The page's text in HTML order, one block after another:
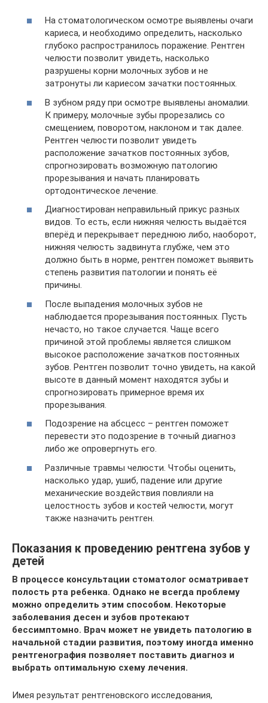
На стоматологическом осмотре выявлены очаги
кариеса, и необходимо определить, насколько
глубоко распространилось поражение. Рентген
челюсти позволит увидеть, насколько
разрушены корни молочных зубов и не
затронуты ли кариесом зачатки постоянных.
В зубном ряду при осмотре выявлены аномалии.
К примеру, молочные зубы прорезались со
смещением, поворотом, наклоном и так далее.
Рентген челюсти позволит увидеть
расположение зачатков постоянных зубов,
спрогнозировать возможную патологию
прорезывания и начать планировать
ортодонтическое лечение.
Диагностирован неправильный прикус разных
видов. То есть, если нижняя челюсть выдаётся
вперёд и перекрывает переднюю либо, наоборот,
нижняя челюсть задвинута глубже, чем это
должно быть в норме, рентген поможет выявить
степень развития патологии и понять её
причины.
После выпадения молочных зубов не
наблюдается прорезывания постоянных. Пусть
нечасто, но такое случается. Чаще всего
причиной этой проблемы является слишком
высокое расположение зачатков постоянных
зубов. Рентген позволит точно увидеть, на какой
высоте в данный момент находятся зубы и
спрогнозировать примерное время их
прорезывания.
Подозрение на абсцесс – рентген поможет
перевести это подозрение в точный диагноз
либо же опровергнуть его.
Различные травмы челюсти. Чтобы оценить,
насколько удар, ушиб, падение или другие
механические воздействия повлияли на
целостность зубов и костей челюсти, могут
также назначить рентген.
Показания к проведению рентгена зубов у
детей
В процессе консультации стоматолог осматривает
полость рта ребенка. Однако не всегда проблему
можно определить этим способом. Некоторые
заболевания десен и зубов протекают
бессимптомно. Врач может не увидеть патологию в
начальной стадии развития, поэтому иногда именно
рентгенография позволяет поставить диагноз и
выбрать оптимальную схему лечения.
Имея результат рентгеновского исследования,